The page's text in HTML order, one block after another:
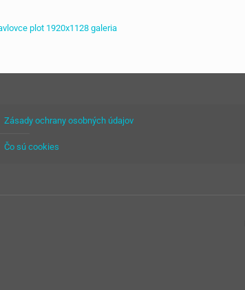
Zásady ochrany osobných údajov
Čo sú cookies